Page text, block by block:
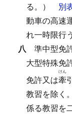
る。）
別
動車の高速
れ一時限行
八 準中型免
大型特殊免
免許又は牽
けん
教習を除く
係る教習を